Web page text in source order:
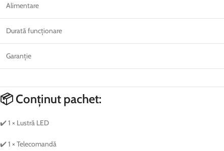
Alimentare
Durată funcționare
Garanție
📦 Conținut pachet:
✔️ 1 × Lustră LED
✔️ 1 × Telecomandă